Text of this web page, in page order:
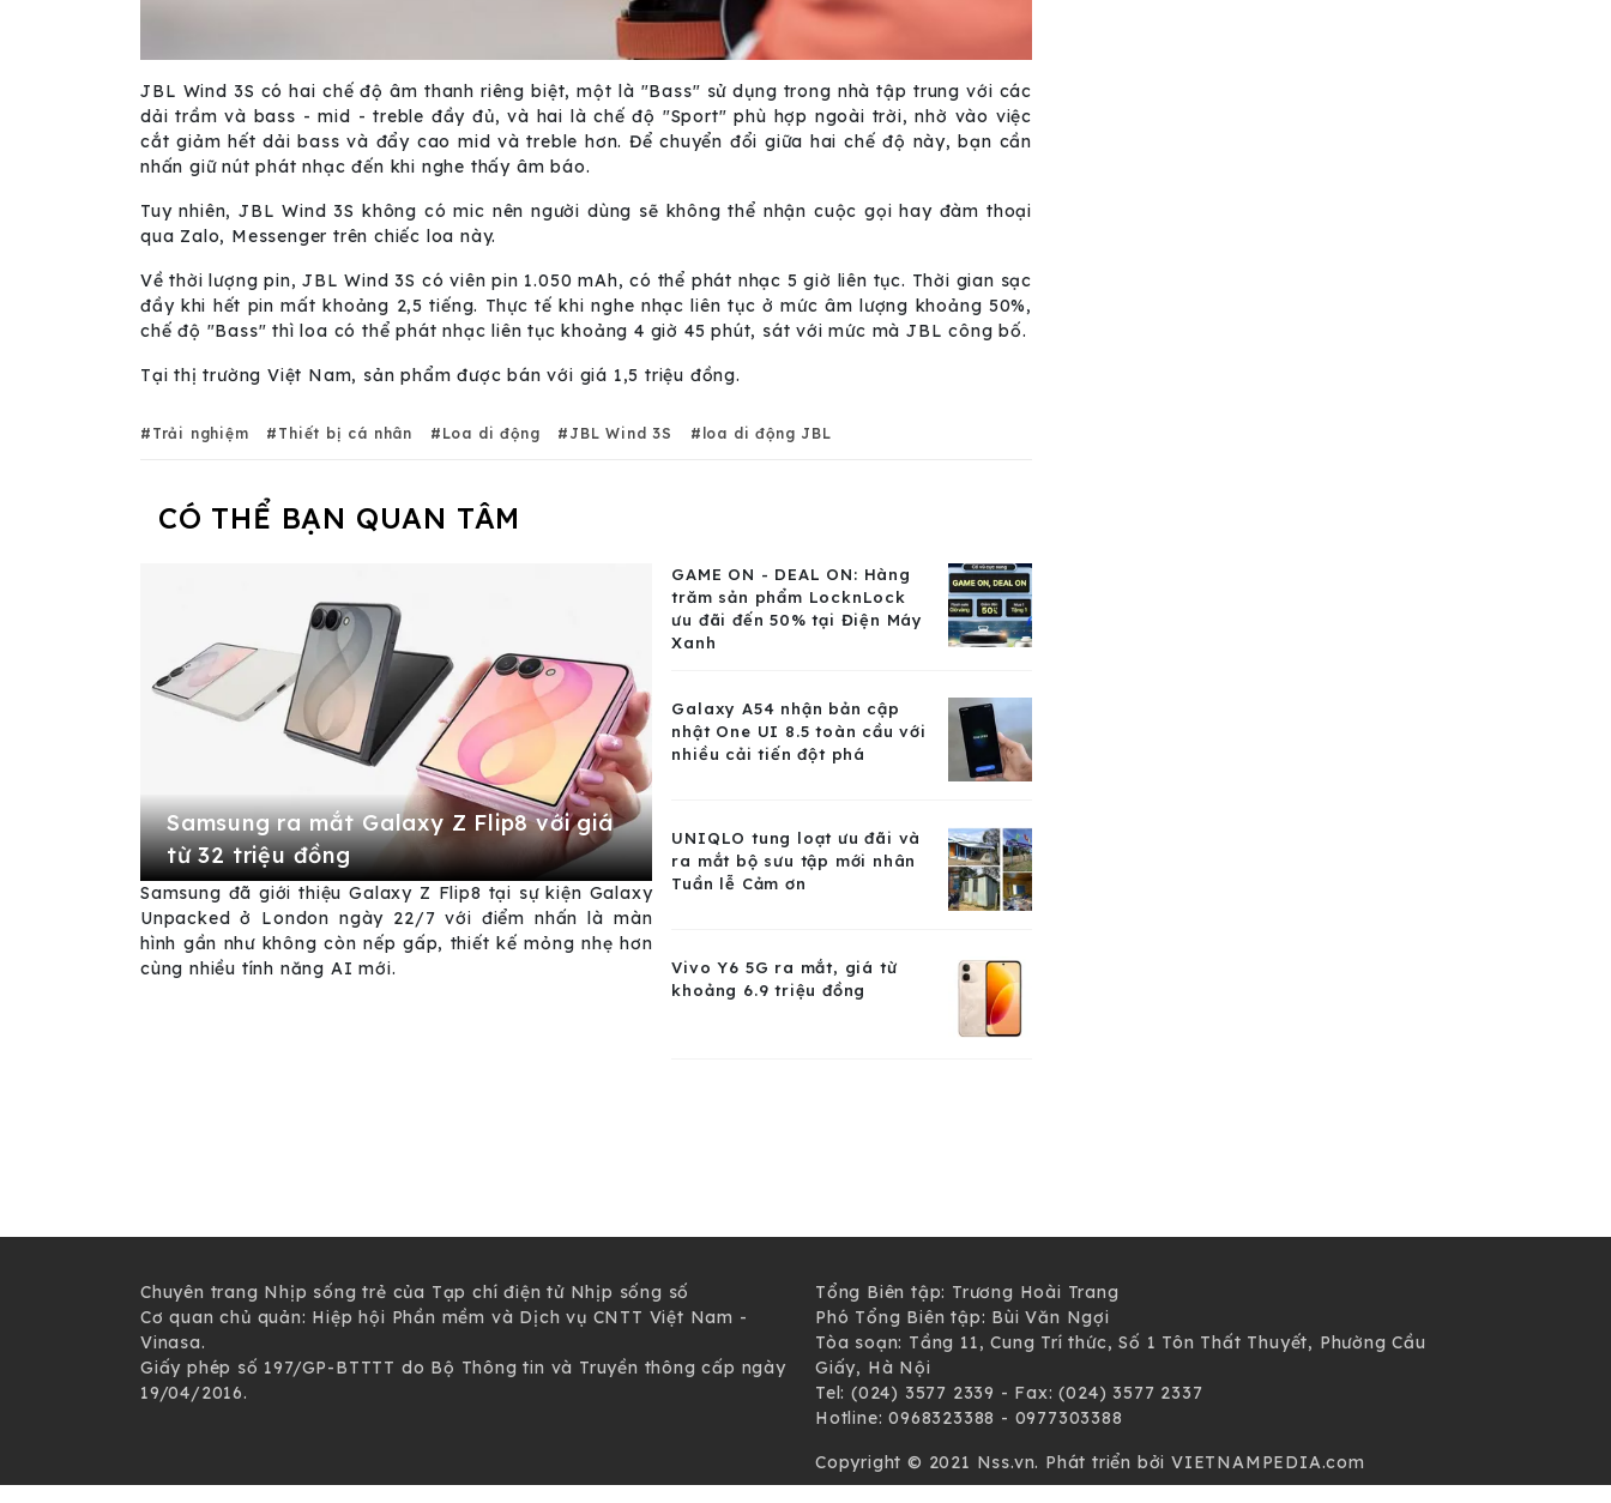
JBL Wind 3S có hai chế độ âm thanh riêng biệt, một là "Bass" sử dụng trong nhà tập trung với các
dải trầm và bass - mid - treble đầy đủ, và hai là chế độ "Sport" phù hợp ngoài trời, nhờ vào việc
cắt giảm hết dải bass và đẩy cao mid và treble hơn. Để chuyển đổi giữa hai chế độ này, bạn cần
nhấn giữ nút phát nhạc đến khi nghe thấy âm báo.
Tuy nhiên, JBL Wind 3S không có mic nên người dùng sẽ không thể nhận cuộc gọi hay đàm thoại
qua Zalo, Messenger trên chiếc loa này.
Về thời lượng pin, JBL Wind 3S có viên pin 1.050 mAh, có thể phát nhạc 5 giờ liên tục. Thời gian sạc
đầy khi hết pin mất khoảng 2,5 tiếng. Thực tế khi nghe nhạc liên tục ở mức âm lượng khoảng 50%,
chế độ "Bass" thì loa có thể phát nhạc liên tục khoảng 4 giờ 45 phút, sát với mức mà JBL công bố.
Tại thị trường Việt Nam, sản phẩm được bán với giá 1,5 triệu đồng.
Trải nghiệm Thiết bị cá nhân Loa di động JBL Wind 3S loa di động JBL
CÓ THỂ BẠN QUAN TÂM
Samsung ra mắt Galaxy Z Flip8 với giá
từ 32 triệu đồng
Samsung đã giới thiệu Galaxy Z Flip8 tại sự kiện Galaxy
Unpacked ở London ngày 22/7 với điểm nhấn là màn
hình gần như không còn nếp gấp, thiết kế mỏng nhẹ hơn
cùng nhiều tính năng AI mới.
GAME ON - DEAL ON: Hàng
trăm sản phẩm LocknLock
ưu đãi đến 50% tại Điện Máy
Xanh
Galaxy A54 nhận bản cập
nhật One UI 8.5 toàn cầu với
nhiều cải tiến đột phá
UNIQLO tung loạt ưu đãi và
ra mắt bộ sưu tập mới nhân
Tuần lễ Cảm ơn
Vivo Y6 5G ra mắt, giá từ
khoảng 6.9 triệu đồng
Chuyên trang Nhịp sống trẻ của Tạp chí điện tử Nhịp sống số
Cơ quan chủ quản: Hiệp hội Phần mềm và Dịch vụ CNTT Việt Nam -
Vinasa.
Giấy phép số 197/GP-BTTTT do Bộ Thông tin và Truyền thông cấp ngày
19/04/2016.
Tổng Biên tập: Trương Hoài Trang
Phó Tổng Biên tập: Bùi Văn Ngợi
Tòa soạn: Tầng 11, Cung Trí thức, Số 1 Tôn Thất Thuyết, Phường Cầu
Giấy, Hà Nội
Tel: (024) 3577 2339 - Fax: (024) 3577 2337
Hotline: 0968323388 - 0977303388
Copyright © 2021 Nss.vn. Phát triển bởi VIETNAMPEDIA.com